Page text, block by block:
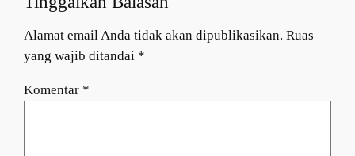
Alamat email Anda tidak akan dipublikasikan. Ruas
yang wajib ditandai *
Komentar *